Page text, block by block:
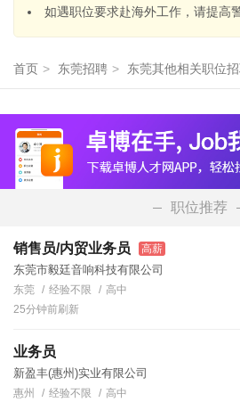
如遇职位要求赴海外工作，请提高
首页 > 东莞招聘 > 东莞其他相关职位
职位推荐
销售员/内贸业务员 高薪
东莞市毅廷音响科技有限公司
东莞 经验不限
高中
25分钟前刷新
业务员
新盈丰(惠州)实业有限公司
惠州 经验不限
高中